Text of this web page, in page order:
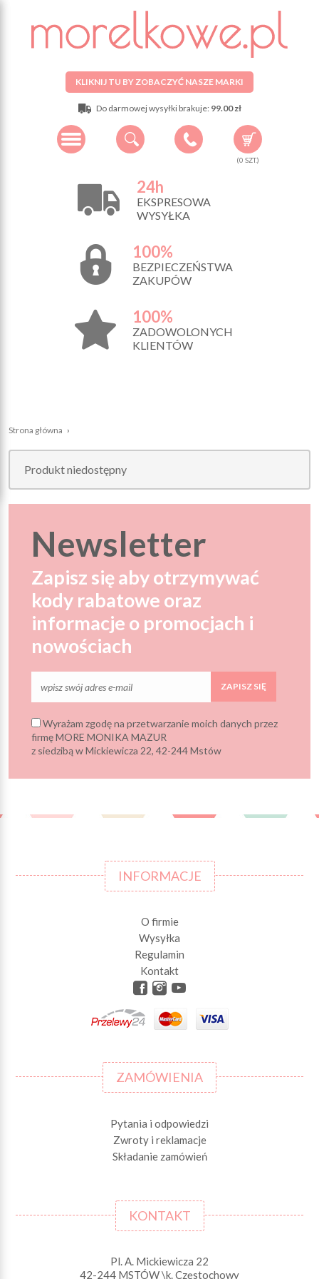
KLIKNIJ TU BY ZOBACZYĆ NASZE MARKI
Do darmowej wysyłki brakuje: 99.00 zł
(0 SZT.)
24h
EKSPRESOWA
WYSYŁKA
100%
BEZPIECZEŃSTWA
ZAKUPÓW
100%
ZADOWOLONYCH
KLIENTÓW
Strona główna ›
Produkt niedostępny
Newsletter
Zapisz się aby otrzymywać
kody rabatowe oraz
informacje o promocjach i
nowościach
ZAPISZ SIĘ
Wyrażam zgodę na przetwarzanie moich danych przez
firmę MORE MONIKA MAZUR
z siedzibą w Mickiewicza 22, 42-244 Mstów
INFORMACJE
O firmie
Wysyłka
Regulamin
Kontakt
ZAMÓWIENIA
Pytania i odpowiedzi
Zwroty i reklamacje
Składanie zamówień
KONTAKT
Pl. A. Mickiewicza 22
42-244 MSTÓW \k. Częstochowy